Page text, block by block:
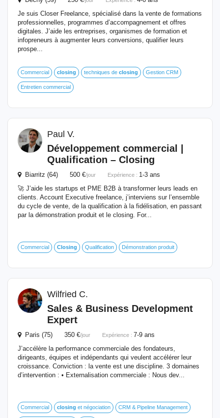
Je suis Closer Freelance, spécialisé dans la vente de formations
professionnelles, programmes d’accompagnement et offres
digitales. J’aide les entreprises, organismes de formation et
infopreneurs à augmenter leurs conversions, qualifier leurs
prospe...
Commercial closing techniques de closing Gestion CRM
Entretien commercial
Paul V.
Développement commercial |
Qualification – Closing
Biarritz (64) 500 €/jour Expérience : 1-3 ans
🚀 J’aide les startups et PME B2B à transformer leurs leads en
clients. Account Executive freelance, j’interviens sur l’ensemble
du cycle de vente, de la qualification à la fidélisation, en passant
par la démonstration produit et le closing. For...
Commercial Closing Qualification Démonstration produit
Wilfried C.
Sales & Business Development
Expert
Paris (75) 350 €/jour Expérience : 7-9 ans
J’accélère la performance commerciale des fondateurs,
dirigeants, équipes et indépendants qui veulent accélérer leur
croissance. Conviction : la vente est une discipline. 3 domaines
d’intervention : • Externalisation commerciale : Nous dev...
Commercial closing et négociation CRM & Pipeline Management